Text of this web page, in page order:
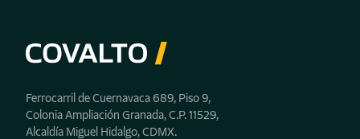
de tu
Covalto, el banco para
Inversiones, Crédito para empresas,
Ferrocarril de Cuernavaca 689, Piso 9,
Colonia Ampliación Granada, C.P. 11529,
Alcaldía Miguel Hidalgo, CDMX.